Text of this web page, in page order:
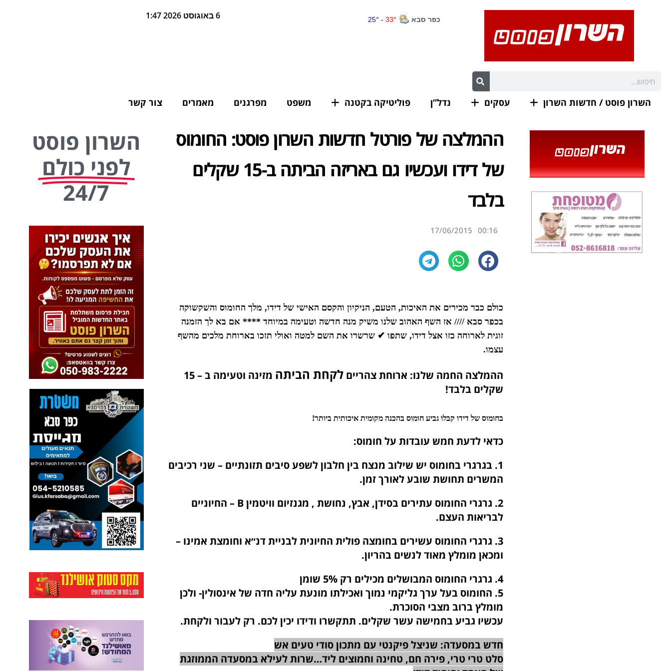
6 באוגוסט 2026 1:47
השרון פוסט / חדשות השרון עסקים נדל”ן פוליטיקה בקטנה משפט מפרגנים מאמרים צור קשר
ההמלצה של פורטל חדשות השרון פוסט: החומוס
של דידו ועכשיו גם באריזה הביתה ב-15 שקלים
בלבד
00:16
17/06/2015
כולם כבר מכירים את האיכות, הטעם, הניקיון והקסם האישי של דידו, מלך החומוס והשקשוקה
בכפר סבא //// אז השף האהוב שלנו משיק מנה חדשה וטעימה במיוחד **** אם בא לך הזמנה
זוגית לארוחה כזו אצל דידו, שתפו ✔ שרשרו את השם למטה ואולי תזכו בארוחת מלכים מהשף
עצמו.
ההמלצה החמה שלנו: ארוחת צהריים לקחת הביתה
מזינה וטעימה ב – 15
שקלים בלבד!
בחומוס של דידו קבלו גביע חומוס בהכנה מקומית איכותית ביותר!
כדאי לדעת חמש עובדות על חומוס:
1. בגרגרי בחומוס יש שילוב מנצח בין חלבון לשפע סיבים תזונתיים – שני רכיבים
המשרים תחושת שובע לאורך זמן.
2. גרגרי החומוס עתירים בסידן, אבץ, נחושת , מגנזיום וויטמין B – החיוניים
לבריאות העצם.
3. גרגרי החומוס עשירים בחומצה פולית החיונית לבניית דנ״א וחומצת אמינו –
ומכאן מומלץ מאוד לנשים בהריון.
4. גרגרי החומוס המבושלים מכילים רק 5% שומן
5. החומוס בעל ערך גליקמי נמוך ואכילתו מונעת עליה חדה של אינסולין- ולכן
מומלץ ברוב מצבי הסוכרת.
עכשיו גביע בחמישה עשר שקלים. תתקשרו ודידו יכין לכם. רק לעבור ולקחת.
חדש במסעדה: שניצל פיקנטי עם מתכון סודי טעים אש
סלט טרי טרי, פירה חם, טחינה וחמוצים ליד…שרות לעילא במסעדה הממוזגת
השרון פוסט
לפני כולם
24/7